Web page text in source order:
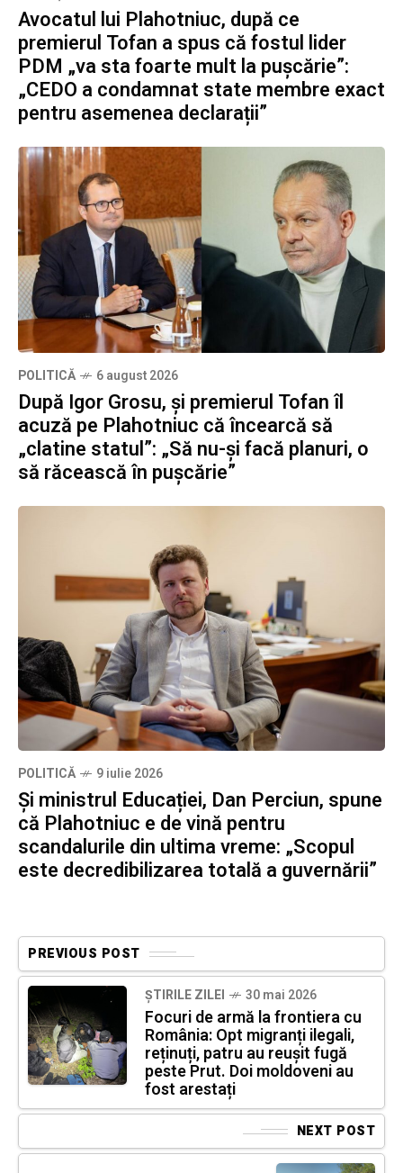
Avocatul lui Plahotniuc, după ce
premierul Tofan a spus că fostul lider
PDM „va sta foarte mult la pușcărie”:
„CEDO a condamnat state membre exact
pentru asemenea declarații”
POLITICĂ 6 august 2026
După Igor Grosu, și premierul Tofan îl
acuză pe Plahotniuc că încearcă să
„clatine statul”: „Să nu-și facă planuri, o
să răcească în pușcărie”
POLITICĂ 9 iulie 2026
Și ministrul Educației, Dan Perciun, spune
că Plahotniuc e de vină pentru
scandalurile din ultima vreme: „Scopul
este decredibilizarea totală a guvernării”
PREVIOUS POST
ȘTIRILE ZILEI 30 mai 2026
Focuri de armă la frontiera cu
România: Opt migranți ilegali,
reținuți, patru au reușit fugă
peste Prut. Doi moldoveni au
fost arestați
NEXT POST